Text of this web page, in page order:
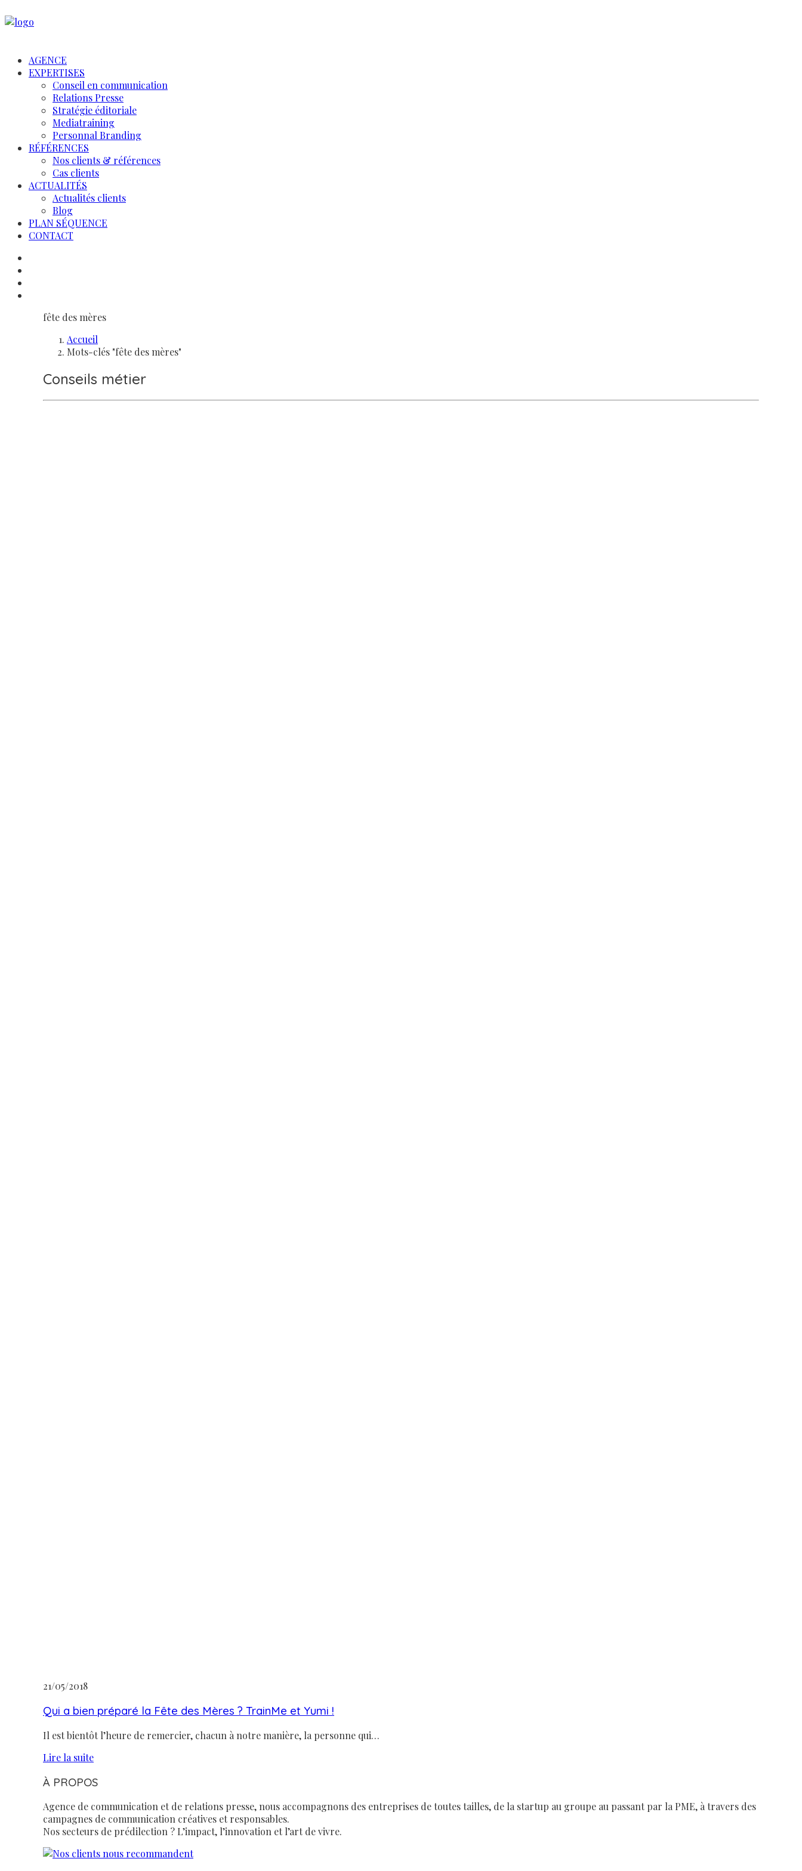
AGENCE
EXPERTISES
Conseil en communication
Relations Presse
Stratégie éditoriale
Mediatraining
Personnal Branding
RÉFÉRENCES
Nos clients & références
Cas clients
ACTUALITÉS
Actualités clients
Blog
PLAN SÉQUENCE
CONTACT
fête des mères
Accueil
Mots-clés "fête des mères"
Conseils métier
21/05/2018
Qui a bien préparé la Fête des Mères ? TrainMe et Yumi !
Il est bientôt l’heure de remercier, chacun à notre manière, la personne qui…
Lire la suite
À PROPOS
Agence de communication et de relations presse, nous accompagnons des entreprises de toutes tailles, de la startup au groupe au passant par la PME, à travers des
campagnes de communication créatives et responsables.
Nos secteurs de prédilection ? L’impact, l’innovation et l’art de vivre.